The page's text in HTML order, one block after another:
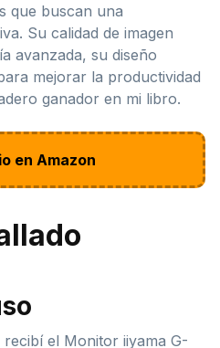
que buscan una
Su calidad de imagen
avanzada, su diseño
mejorar la productividad
ganador en mi libro.
en Amazon
el Monitor iiyama G-